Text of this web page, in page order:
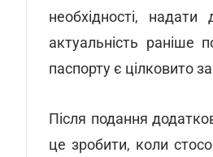
необхідності,
актуальність раніше
паспорту є цілковито
Після подання
це зробити, коли